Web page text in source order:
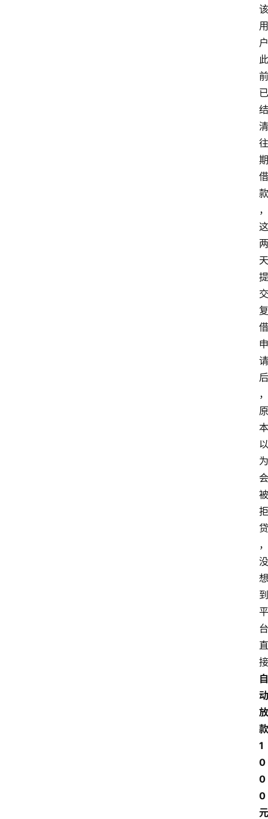
该
用
户
此
前
已
结
清
往
期
借
款
，
这
两
天
提
交
复
借
申
请
后
，
原
本
以
为
会
被
拒
贷
，
没
想
到
平
台
直
接
自
动
放
款
1
0
0
0
元